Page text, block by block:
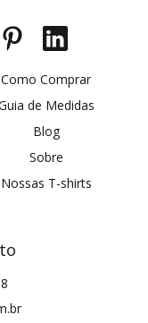
Como Comprar
de Medidas
Blog
Sobre
Nossas T-shirts